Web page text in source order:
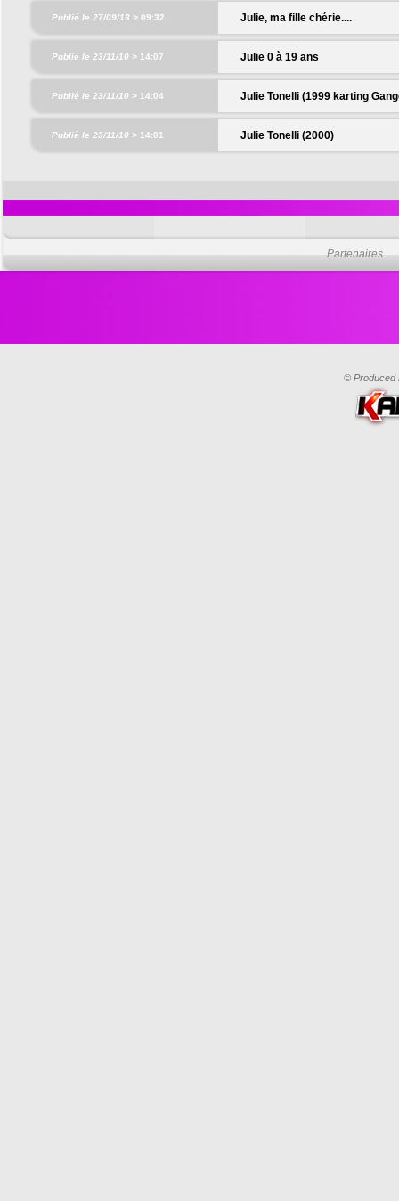
Publié le 27/09/13 > 09:32 Julie, ma fille chérie....
Publié le 23/11/10 > 14:07 Julie 0 à 19 ans
Publié le 23/11/10 > 14:04 Julie Tonelli (1999 karting
Publié le 23/11/10 > 14:01 Julie Tonelli (2000)
Partenaires
© Produced